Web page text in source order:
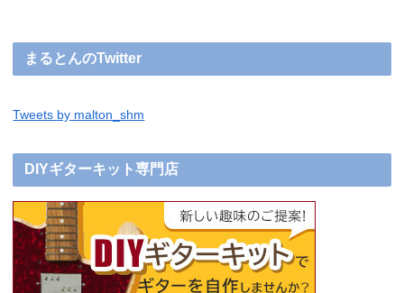
まるとんのTwitter
Tweets by malton_shm
DIYギターキット専門店